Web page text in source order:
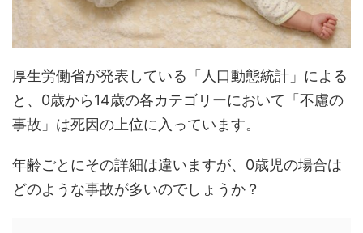
厚生労働省が発表している「人口動態統計」による
と、0歳から14歳の各カテゴリーにおいて「不慮の
事故」は死因の上位に入っています。
年齢ごとにその詳細は違いますが、0歳児の場合は
どのような事故が多いのでしょうか？